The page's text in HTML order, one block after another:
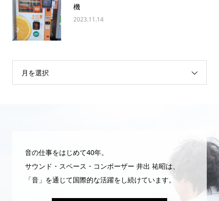
機
2023.11.14
月を選択
音の仕事をはじめて40年。
サウンド・スペース・コンポーザー 井出 祐昭は、
「音」を通じて国際的な活躍をし続けています。